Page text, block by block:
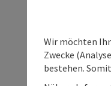
Wir möchten
Zwecke
bestehen.